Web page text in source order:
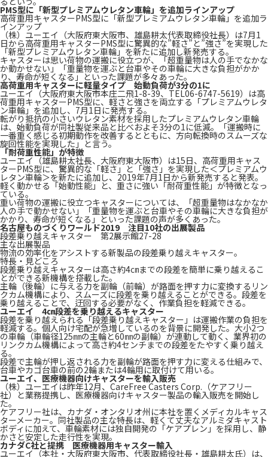
PMS型に「新型プレミアムウレタン車輪」を追加ラインアップ
高荷重用キャスターPMS型に「新型プレミアムウレタン車輪」を追加ラ
インアップ
（株）ユーエイ（大阪府東大阪市、雄島耕太代表取締役社長）は7月1
日から高荷重用キャスターPMS型に驚異的な”軽さ”と”強さ”を実現した
「新型プレミアムウレタン車輪」を新たに追加し新発売する。
キャスターは思い荷物の運搬に役立つが、「超重量物は人の手でなかな
か動かせない」「重量物を運ぶと台車やその車輪に大きな負担がかか
り、寿命が短くなる」といった課題が多々あった。
高荷重用キャスターに軽量タイプ 始動負荷が3分の1に
ユーエイ（大阪府東大阪市本庄二飛1-8-39、TEL06-6747-5619）は高
荷重用キャスターPMS型に、軽さと強さを両立する「プレミアムウレタ
ン車輪」を追加し、7月1日に発売する。
転がり抵抗の小さいウレタン素材を採用したプレミアムウレタン車輪
は、始動負荷が同社製従来品と比べおよそ3分の1に低減。「運搬時に
一番重く感じる初期動作を改善するとともに、方向転換時のスムーズな
旋回性能を実現した」と言う。
「耐荷重性能」が特徴
ユーエイ（雄島耕太社長、大阪府東大阪市）は15日、高荷重用キャス
ターPMS型に、驚異的な「軽さ」と「強さ」を実現した＜プレミアムウ
レタン車輪＞を新たに追加し、2019年7月1日から新発売すると発表。
軽く動かせる「始動性能」と、重さに強い「耐荷重性能」が特徴となっ
ている。
重い荷物の運搬に役立つキャスターについては、「超重量物はなかなか
人の手で動かせない」「重量物を運ぶと台車やその車輪に大きな負担が
かかり、寿命が短くなる」といった課題の声が多くあった。
名古屋ものづくりワールド2019 注目10社の出展製品
段差乗り越えキャスター 第2展示館27-28
主な出展製品
物流の効率化をアシストする新製品の段差乗り越えキャスター。
特長・見どころ
段差乗り越えキャスターは高さ約4㎝までの段差を簡単に乗り越えるこ
とができる新機構を搭載した。
主輪（後輪）に与える力を副輪（前輪）が路面を押す力に変換するリン
クカム機構により、スムーズに段差を乗り越えることができる。段差を
乗り越えることで、迂回する必要がなく、作業負担を軽減できる。
ユーエイ 4㎝段差を乗り越えるキャスター
段差を乗り越えられる「段差乗り越えキャスター」は運搬作業の負担を
軽減する。個人向け宅配が急増しているのを背景に開発した。大小2つ
の車輪（車輪径125㎜の主輪と60㎜の副輪）が連動して動く、業界初の
リンクカム機構によって高さ約4センチまでの段差をたやすく乗り越え
る。
段差で主輪が押し返される力を副輪が路面を押す力に変える仕組みで、
台車やカゴ台車の前の2輪または4輪用に取付けて用いる。
ユーエイ、医療機器向けキャスターを輸入販売
（株）ユーエイは昨年12月、CareFree Casters Corp.（ケアフリー
社）と業務提携し、医療機器向けキャスター製品の輸入販売を開始し
た。
ケアフリー社は、カナダ・オンタリオ州に本社を置くメディカルキャス
ターメーカー。同社製品の主な特長は、軽くて丈夫なアルミダキャスト
ボディに加えて、車輪素材には独自開発の「ケアプレン」を採用し、静
かさと安定した走行性を実現。
カナダC社と提携 医療機器用キャスター輸入
ユーエイ（本社・大阪府東大阪市、代表取締役社長・雄島耕太氏）は、